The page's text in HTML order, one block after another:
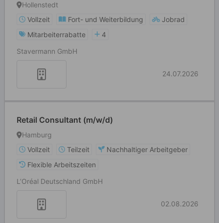
Hollenstedt
Vollzeit
Fort- und Weiterbildung
Jobrad
Mitarbeiterrabatte
4
Stavermann GmbH
24.07.2026
Retail Consultant (m/w/d)
Hamburg
Vollzeit
Teilzeit
Nachhaltiger Arbeitgeber
Flexible Arbeitszeiten
L’Oréal Deutschland GmbH
02.08.2026